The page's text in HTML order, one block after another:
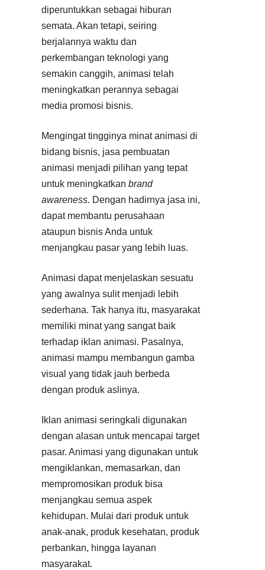
diperuntukkan sebagai hiburan
semata. Akan tetapi, seiring
berjalannya waktu dan
perkembangan teknologi yang
semakin canggih, animasi telah
meningkatkan perannya sebagai
media promosi bisnis.
Mengingat tingginya minat animasi di
bidang bisnis, jasa pembuatan
animasi menjadi pilihan yang tepat
untuk meningkatkanbrand
awareness. Dengan hadirnya jasa ini,
dapat membantu perusahaan
ataupun bisnis Anda untuk
menjangkau pasar yang lebih luas.
Animasi dapat menjelaskan sesuatu
yang awalnya sulit menjadi lebih
sederhana. Tak hanya itu, masyarakat
memiliki minat yang sangat baik
terhadap iklan animasi. Pasalnya,
animasi mampu membangun gamba
visual yang tidak jauh berbeda
dengan produk aslinya.
Iklan animasi seringkali digunakan
dengan alasan untuk mencapai target
pasar. Animasi yang digunakan untuk
mengiklankan, memasarkan, dan
mempromosikan produk bisa
menjangkau semua aspek
kehidupan. Mulai dari produk untuk
anak-anak, produk kesehatan, produk
perbankan, hingga layanan
masyarakat.